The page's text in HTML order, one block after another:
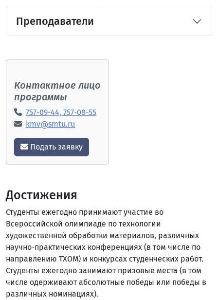
Преподаватели
Контактное лицо
программы
757-09-44, 757-08-55
kmv@smtu.ru
Подать заявку
Достижения
Студенты ежегодно принимают участие во
Всероссийской олимпиаде по технологии
художественной обработки материалов, различных
научно-практических конференциях (в том числе по
направлению ТХОМ) и конкурсах студенческих работ.
Студенты ежегодно занимают призовые места (в том
числе одерживают абсолютные победы или победы в
различных номинациях).